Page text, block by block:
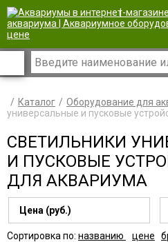
|
Каталог Оборудование для
универсальные и пусковые
СВЕТИЛЬНИКИ
И ПУСКОВЫЕ
ДЛЯ АКВАРИУМА
Цена (руб.)
Сортировка по: названию цене